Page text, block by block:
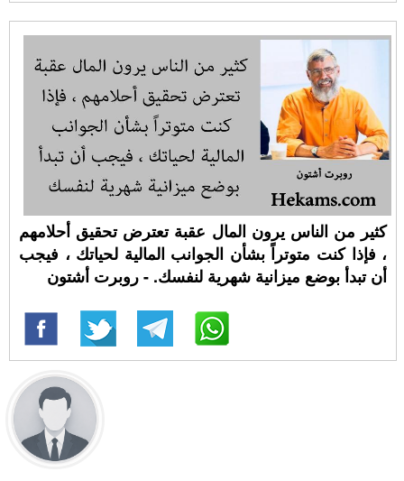
كثير من الناس يرون المال عقبة تعترض تحقيق أحلامهم
، فإذا كنت متوتراً بشأن الجوانب المالية لحياتك ، فيجب
أن تبدأ بوضع ميزانية شهرية لنفسك. - روبرت أشتون